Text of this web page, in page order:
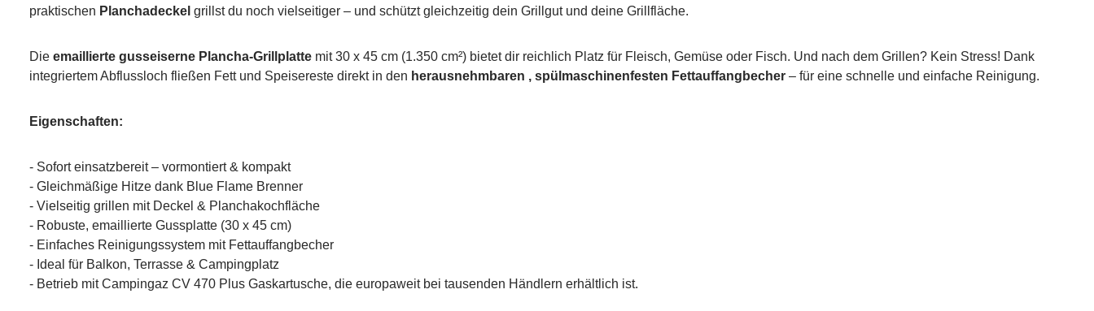
praktischen Planchadeckel grillst du noch vielseitiger – und schützt gleichzeitig dein Grillgut und deine Grillfläche.
Die emaillierte gusseiserne Plancha-Grillplatte mit 30 x 45 cm (1.350 cm²) bietet dir reichlich Platz für Fleisch, Gemüse oder Fisch. Und nach dem Grillen? Kein Stress! Dank
integriertem Abflussloch fließen Fett und Speisereste direkt in den herausnehmbaren , spülmaschinenfesten Fettauffangbecher – für eine schnelle und einfache Reinigung.
Eigenschaften:
- Sofort einsatzbereit – vormontiert & kompakt
- Gleichmäßige Hitze dank Blue Flame Brenner
- Vielseitig grillen mit Deckel & Planchakochfläche
- Robuste, emaillierte Gussplatte (30 x 45 cm)
- Einfaches Reinigungssystem mit Fettauffangbecher
- Ideal für Balkon, Terrasse & Campingplatz
- Betrieb mit Campingaz CV 470 Plus Gaskartusche, die europaweit bei tausenden Händlern erhältlich ist.